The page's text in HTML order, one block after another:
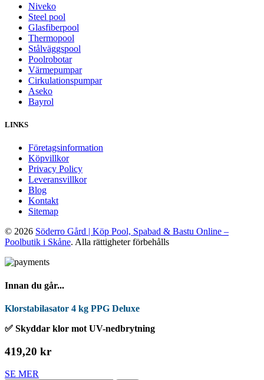
Niveko
Steel pool
Glasfiberpool
Thermopool
Stålväggspool
Poolrobotar
Värmepumpar
Cirkulationspumpar
Aseko
Bayrol
LINKS
Företagsinformation
Köpvillkor
Privacy Policy
Leveransvillkor
Blog
Kontakt
Sitemap
© 2026 Söderro Gård | Köp Pool, Spabad & Bastu Online –
Poolbutik i Skåne. Alla rättigheter förbehålls
Innan du går...
Klorstabilasator 4 kg PPG Deluxe
✅ Skyddar klor mot UV-nedbrytning
419,20 kr
SE MER